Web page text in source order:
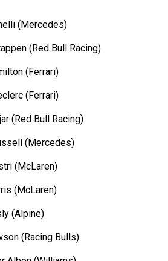
(Mercedes)
(Red Bull Racing)
(Ferrari)
(Ferrari)
(Red Bull Racing)
(Mercedes)
(McLaren)
(McLaren)
(Alpine)
(Racing Bulls)